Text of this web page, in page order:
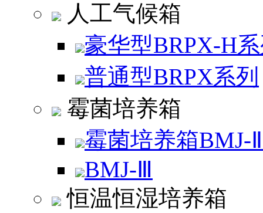
人工气候箱
豪华型BRPX-H
普通型BRPX系列
霉菌培养箱
霉菌培养箱
BMJ-Ⅲ
恒温恒湿培养箱